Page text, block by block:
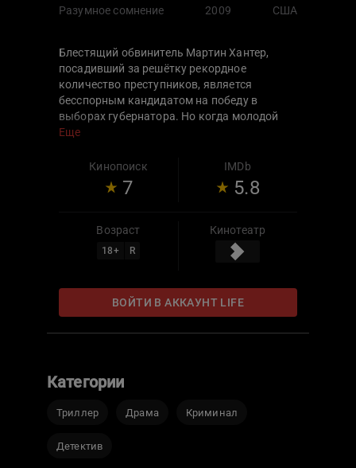
Разумное сомнение 2009 США
Блестящий обвинитель Мартин Хантер,
посадивший за решётку рекордное
количество преступников, является
бесспорным кандидатом на победу в
выборах губернатора. Но когда молодой
честолюбивый журналист, Си Джей
Хантера, он обнаруживает фальсификации
свидетельских показаний. Начиная
опасную игру в кошки - мышки с Хантером,
убийстве, чтобы вывести
коррумпированного политика на чистую
Еще
Кинопоиск
7
IMDb
5.8
Возраст
18+ R
Кинотеатр
ВОЙТИ В АККАУНТ LIFE
Категории
Триллер Драма Криминал
Детектив